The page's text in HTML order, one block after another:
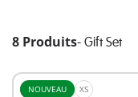
8 Produits- Gift Set
NOUVEAU XS